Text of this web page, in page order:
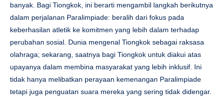
banyak. Bagi Tiongkok, ini berarti mengambil langkah berikutnya
dalam perjalanan Paralimpiade: beralih dari fokus pada
keberhasilan atletik ke komitmen yang lebih dalam terhadap
perubahan sosial. Dunia mengenal Tiongkok sebagai raksasa
olahraga; sekarang, saatnya bagi Tiongkok untuk diakui atas
upayanya dalam membina masyarakat yang lebih inklusif. Ini
tidak hanya melibatkan perayaan kemenangan Paralimpiade
tetapi juga penguatan suara mereka yang sering tidak didengar.